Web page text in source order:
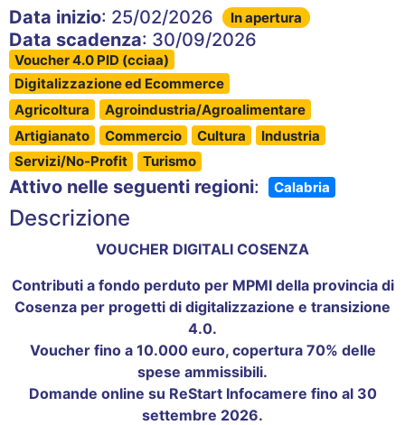
Data inizio: 25/02/2026 In apertura
Data scadenza: 30/09/2026
Voucher 4.0 PID (cciaa)
Digitalizzazione ed Ecommerce
Agricoltura
Agroindustria/Agroalimentare
Artigianato
Commercio Cultura
Industria
Servizi/No-Profit
Turismo
Attivo nelle seguenti regioni: Calabria
Descrizione
VOUCHER DIGITALI COSENZA
Contributi a fondo perduto per MPMI della provincia di
Cosenza per progetti di digitalizzazione e transizione
4.0.
Voucher fino a 10.000 euro, copertura 70% delle
spese ammissibili.
Domande online su ReStart Infocamere fino al 30
settembre 2026.